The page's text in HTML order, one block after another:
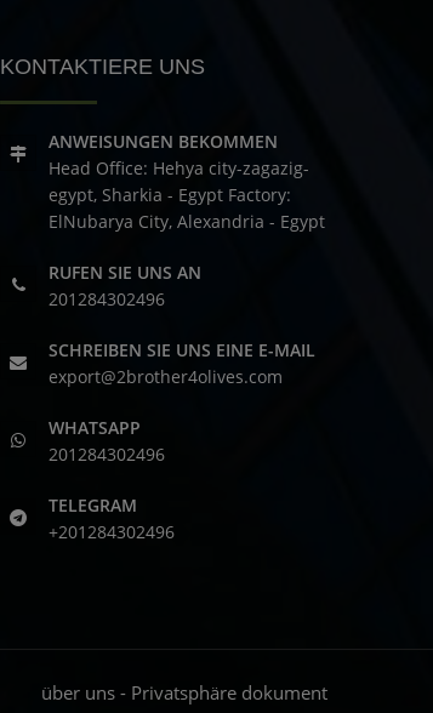
KONTAKTIERE UNS
ANWEISUNGEN BEKOMMEN
Head Office: Hehya city-zagazig-
egypt, Sharkia - Egypt Factory:
ElNubarya City, Alexandria - Egypt
RUFEN SIE UNS AN
201284302496
SCHREIBEN SIE UNS EINE E-MAIL
export@2brother4olives.com
WHATSAPP
201284302496
TELEGRAM
+201284302496
über uns - Privatsphäre dokument